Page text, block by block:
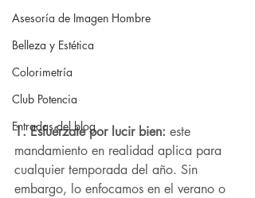
Asesoría de Imagen Hombre
Belleza y Estética
Colorimetría
Club Potencia
Entradas del blog
1. Esfuérzate por lucir bien: este
mandamiento en realidad aplica para
cualquier temporada del año. Sin
embargo, lo enfocamos en el verano o